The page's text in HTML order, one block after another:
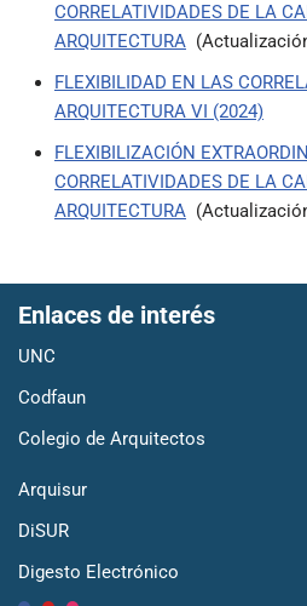
CORRELATIVIDADES DE LA
ARQUITECTURA
FLEXIBILIDAD EN LAS
ARQUITECTURA VI (2024)
FLEXIBILIZACIÓN
CORRELATIVIDADES DE LA
ARQUITECTURA
Enlaces de interés
UNC
Codfaun
Colegio de Arquitectos
Arquisur
DiSUR
Digesto Electrónico